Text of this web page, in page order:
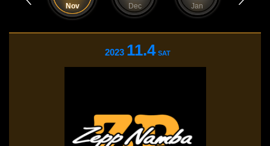
Nov Dec Jan
2023 11.4 SAT